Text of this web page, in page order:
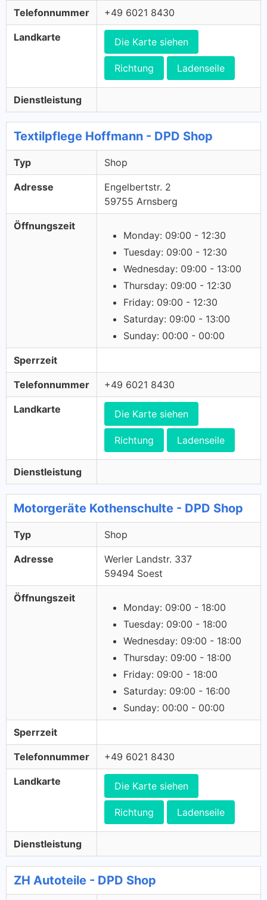
Telefonnummer +49 6021 8430
Landkarte Die Karte siehen
Richtung Ladenseile
Dienstleistung
Textilpflege Hoffmann - DPD Shop
Typ Shop
Adresse
Engelbertstr. 2
59755 Arnsberg
Öffnungszeit
Monday: 09:00 - 12:30
Tuesday: 09:00 - 12:30
Wednesday: 09:00 - 13:00
Thursday: 09:00 - 12:30
Friday: 09:00 - 12:30
Saturday: 09:00 - 13:00
Sunday: 00:00 - 00:00
Sperrzeit
Telefonnummer +49 6021 8430
Landkarte Die Karte siehen
Richtung Ladenseile
Dienstleistung
Motorgeräte Kothenschulte - DPD Shop
Typ Shop
Adresse
Werler Landstr. 337
59494 Soest
Öffnungszeit
Monday: 09:00 - 18:00
Tuesday: 09:00 - 18:00
Wednesday: 09:00 - 18:00
Thursday: 09:00 - 18:00
Friday: 09:00 - 18:00
Saturday: 09:00 - 16:00
Sunday: 00:00 - 00:00
Sperrzeit
Telefonnummer +49 6021 8430
Landkarte Die Karte siehen
Richtung Ladenseile
Dienstleistung
ZH Autoteile - DPD Shop